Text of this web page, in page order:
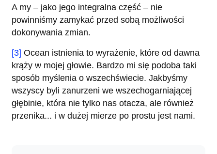
A my – jako jego integralna część – nie
powinniśmy zamykać przed sobą możliwości
dokonywania zmian.
[3] Ocean istnienia to wyrażenie, które od dawna
krąży w mojej głowie. Bardzo mi się podoba taki
sposób myślenia o wszechświecie. Jakbyśmy
wszyscy byli zanurzeni we wszechogarniającej
głębinie, która nie tylko nas otacza, ale również
przenika... i w dużej mierze po prostu jest nami.